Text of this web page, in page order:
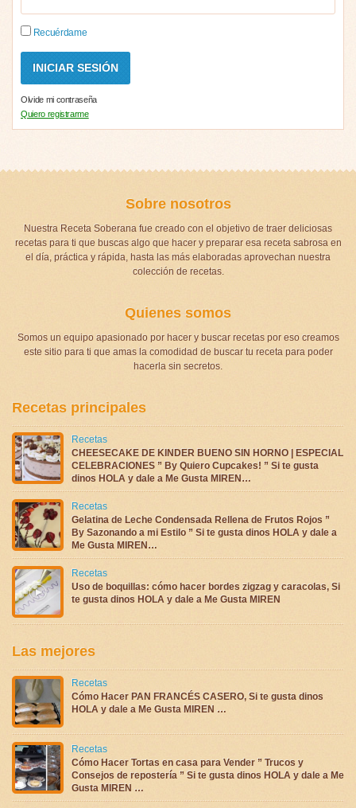
Recuérdame
Olvide mi contraseña
Quiero registrarme
Sobre nosotros
Nuestra Receta Soberana fue creado con el objetivo de traer deliciosas
recetas para ti que buscas algo que hacer y preparar esa receta sabrosa en
el día, práctica y rápida, hasta las más elaboradas aprovechan nuestra
colección de recetas.
Quienes somos
Somos un equipo apasionado por hacer y buscar recetas por eso creamos
este sitio para ti que amas la comodidad de buscar tu receta para poder
hacerla sin secretos.
Recetas principales
Recetas
CHEESECAKE DE KINDER BUENO SIN HORNO | ESPECIAL
CELEBRACIONES ” By Quiero Cupcakes! ” Si te gusta
dinos HOLA y dale a Me Gusta MIREN…
Recetas
Gelatina de Leche Condensada Rellena de Frutos Rojos ”
By Sazonando a mi Estilo ” Si te gusta dinos HOLA y dale a
Me Gusta MIREN…
Recetas
Uso de boquillas: cómo hacer bordes zigzag y caracolas, Si
te gusta dinos HOLA y dale a Me Gusta MIREN
Las mejores
Recetas
Cómo Hacer PAN FRANCÉS CASERO, Si te gusta dinos
HOLA y dale a Me Gusta MIREN …
Recetas
Cómo Hacer Tortas en casa para Vender ” Trucos y
Consejos de repostería ” Si te gusta dinos HOLA y dale a Me
Gusta MIREN …